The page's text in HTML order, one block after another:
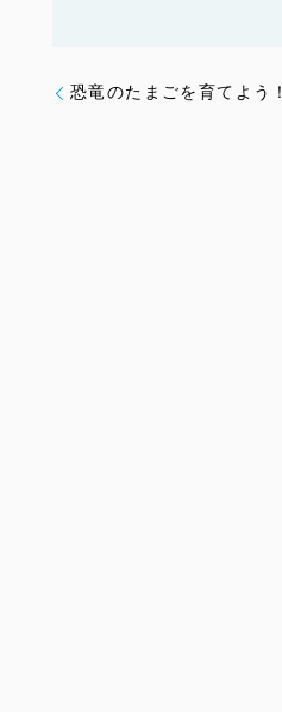
恐竜のたまごを育てよう！